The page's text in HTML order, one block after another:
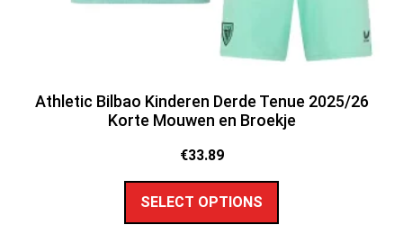
Athletic Bilbao Kinderen Derde Tenue 2025/26
Korte Mouwen en Broekje
€33.89
SELECT OPTIONS